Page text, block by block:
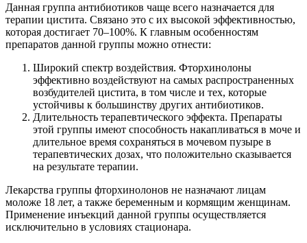
Данная группа антибиотиков чаще всего назначается для
терапии цистита. Связано это с их высокой эффективностью,
которая достигает 70–100%. К главным особенностям
препаратов данной группы можно отнести:
Широкий спектр воздействия. Фторхинолоны
эффективно воздействуют на самых распространенных
возбудителей цистита, в том числе и тех, которые
устойчивы к большинству других антибиотиков.
Длительность терапевтического эффекта. Препараты
этой группы имеют способность накапливаться в моче и
длительное время сохраняться в мочевом пузыре в
терапевтических дозах, что положительно сказывается
на результате терапии.
Лекарства группы фторхинолонов не назначают лицам
моложе 18 лет, а также беременным и кормящим женщинам.
Применение инъекций данной группы осуществляется
исключительно в условиях стационара.